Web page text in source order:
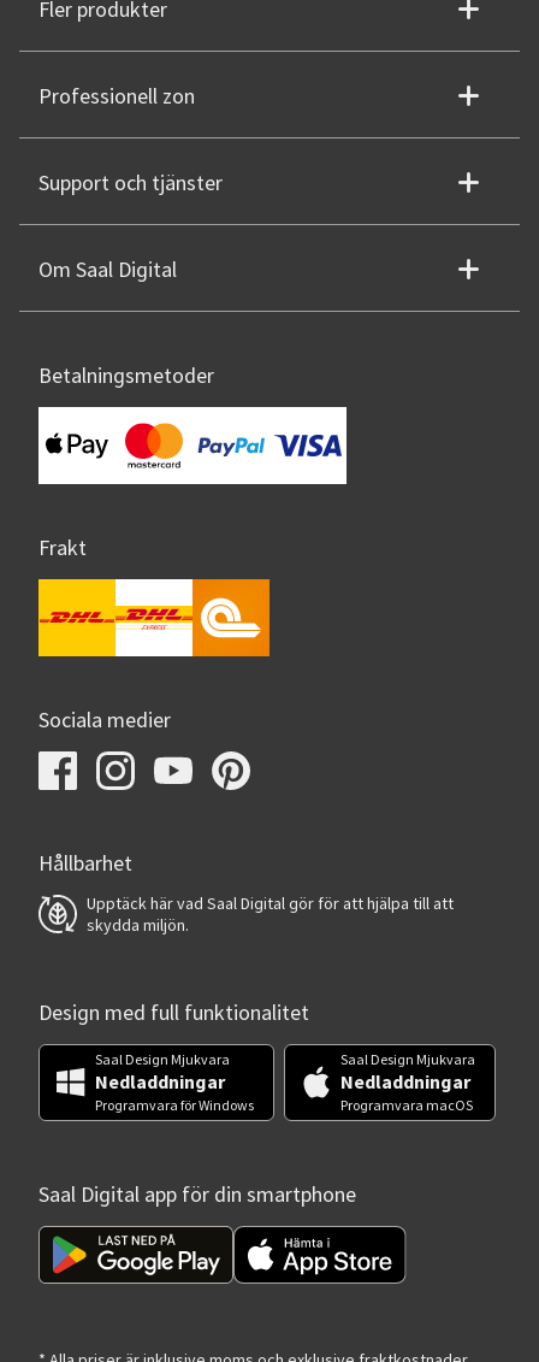
Fler produkter
Professionell zon
Support och tjänster
Om Saal Digital
Betalningsmetoder
Frakt
Sociala medier
Hållbarhet
Upptäck här vad Saal Digital gör för att hjälpa till att
skydda miljön.
Design med full funktionalitet
Saal Design Mjukvara
Nedladdningar
Programvara för Windows
Saal Design Mjukvara
Nedladdningar
Programvara macOS
Saal Digital app för din smartphone